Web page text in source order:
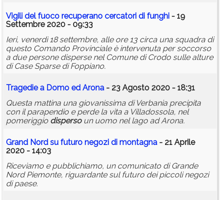
Vigili del fuoco recuperano cercatori di funghi - 19
Settembre 2020 - 09:33
Ieri, venerdì 18 settembre, alle ore 13 circa una squadra di
questo Comando Provinciale è intervenuta per soccorso
a due persone disperse nel Comune di Crodo sulle alture
di Case Sparse di Foppiano.
Tragedie a Domo ed Arona - 23 Agosto 2020 - 18:31
Questa mattina una giovanissima di Verbania precipita
con il parapendio e perde la vita a Villadossola, nel
pomeriggio dispersoun uomo nel lago ad Arona.
Grand Nord su futuro negozi di montagna - 21 Aprile
2020 - 14:03
Riceviamo e pubblichiamo, un comunicato di Grande
Nord Piemonte, riguardante sul futuro dei piccoli negozi
di paese.